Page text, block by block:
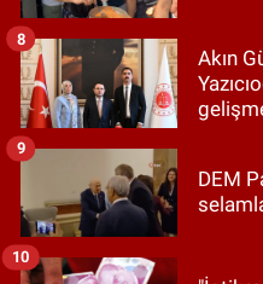
Akın
8
DEM
9
10